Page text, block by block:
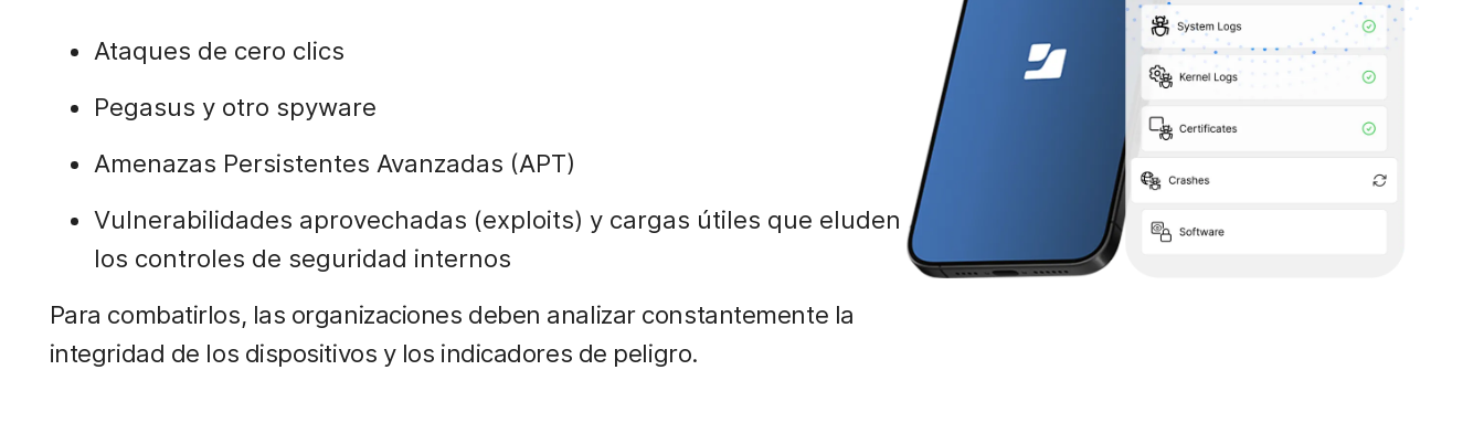
Ataques de cero clics
Pegasus y otro spyware
Amenazas Persistentes Avanzadas (APT)
Vulnerabilidades aprovechadas (exploits) y cargas útiles que eluden
los controles de seguridad internos
Para combatirlos, las organizaciones deben analizar constantemente la
integridad de los dispositivos y los indicadores de peligro.